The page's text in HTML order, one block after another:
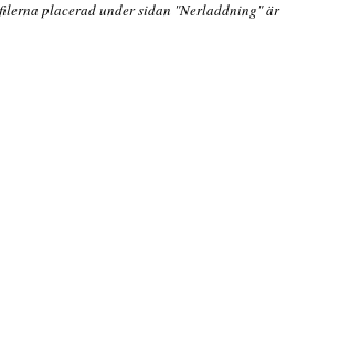
placerad under sidan "Nerladdning" är